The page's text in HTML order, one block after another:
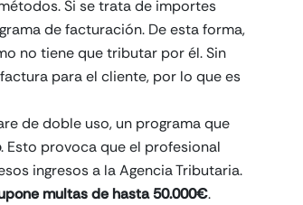
Si se trata de importes
de facturación. De esta forma,
no tiene que tributar por él. Sin
para el cliente, por lo que es
de doble uso, un programa que
. Esto provoca que el profesional
ingresos a la Agencia Tributaria.
multas de hasta 50.000€.